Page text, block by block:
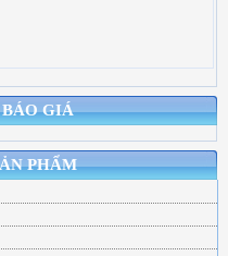
GIÁ
PHẨM